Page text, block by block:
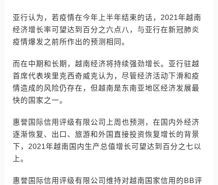
亚行认为，若疫情在今年上半年结束的话，2021年越南
经济增长率可望达到百分之六点八，与亚行在新冠肺炎
疫情爆发之前所作出的预测相同。
而在中期和长期，越南经济将持续强劲增长。亚行驻越
首席代表埃里克西奇威克认为，尽管经济活动下滑和疫
情造成的风险仍存在，但越南是东南亚地区经济发展最
快的国家之一。
惠誉国际信用评级有限公司上周也预测，在国内外经济
逐渐恢复、出口、旅游和外国直接投资恢复增长的背景
下，2021年越南国内生产总值增长可望达到百分之七以
上。
惠誉国际信用评级有限公司维持对越南国家信用的BB评